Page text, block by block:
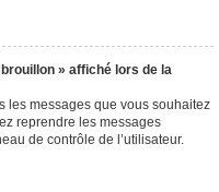
» affiché lors de la
les messages que vous souhaitez
reprendre les messages
de contrôle de l’utilisateur.